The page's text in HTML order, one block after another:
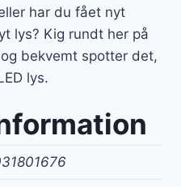
har du fået nyt
lys? Kig rundt her på
bekvemt spotter det,
lys.